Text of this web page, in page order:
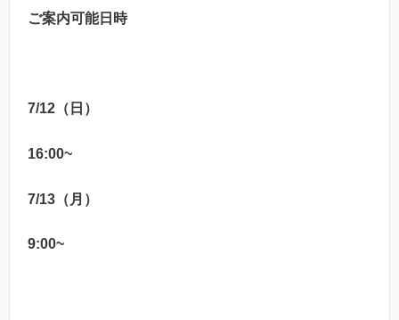
ご案内可能日時
7/12（日）
16:00~
7/13（月）
9:00~